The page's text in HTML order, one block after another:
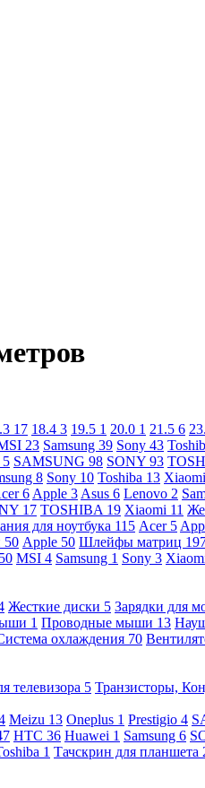
17 18.4 3 19.5 1 20.0 1 21.5 6
23 Samsung 39 Sony 43
5 SAMSUNG 98 SONY 93
8 Sony 10 Toshiba 13 Xiaomi
6 Apple 3 Asus 6 Lenovo 2
17 TOSHIBA 19 Xiaomi 11
для ноутбука 115 Acer 5
50 Apple 50 Шлейфы матриц
50 MSI 4 Samsung 1 Sony 3
Жесткие диски 5 Зарядки для
1 Проводные мыши 13
охлаждения 70
телевизора 5 Транзисторы,
Meizu 13 Oneplus 1 Prestigio 4
HTC 36 Huawei 1 Samsung 6
1 Тачскрин для планшета